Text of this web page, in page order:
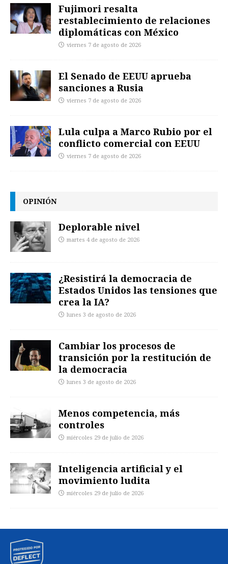
Fujimori resalta
restablecimiento de relaciones
diplomáticas con México
viernes 7 de agosto de 2026
El Senado de EEUU aprueba
sanciones a Rusia
viernes 7 de agosto de 2026
Lula culpa a Marco Rubio por el
conflicto comercial con EEUU
viernes 7 de agosto de 2026
OPINIÓN
Deplorable nivel
martes 4 de agosto de 2026
¿Resistirá la democracia de
Estados Unidos las tensiones que
crea la IA?
lunes 3 de agosto de 2026
Cambiar los procesos de
transición por la restitución de
la democracia
lunes 3 de agosto de 2026
Menos competencia, más
controles
miércoles 29 de julio de 2026
Inteligencia artificial y el
movimiento ludita
miércoles 29 de julio de 2026